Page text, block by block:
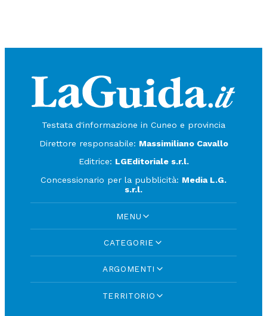
Testata d'informazione in Cuneo e provincia
Direttore responsabile: Massimiliano Cavallo
Editrice: LGEditoriale s.r.l.
Concessionario per la pubblicità: Media L.G.
s.r.l.
MENU
CATEGORIE
ARGOMENTI
TERRITORIO